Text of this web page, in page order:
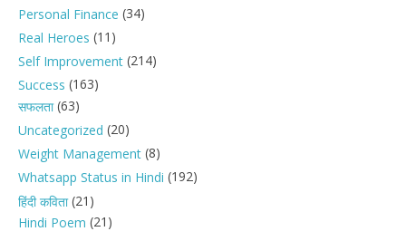
Personal Finance (34)
Real Heroes (11)
Self Improvement (214)
Success (163)
सफलता(63)
Uncategorized (20)
Weight Management (8)
Whatsapp Status in Hindi (192)
हिंदी कविता(21)
Hindi Poem (21)